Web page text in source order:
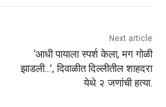
Next article
‘आधी पायाला स्पर्श केला, मग गोळी
झाडली…’, दिवाळीत दिल्लीतील शाहदरा
येथे २ जणांची हत्या.